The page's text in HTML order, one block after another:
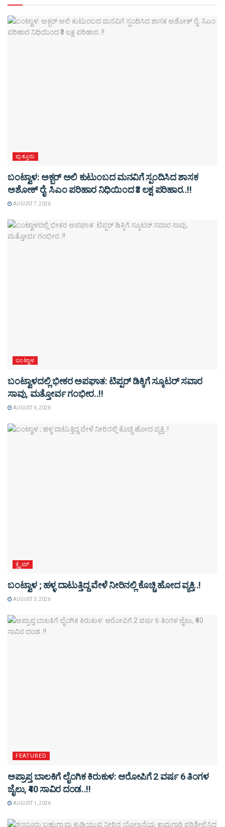
ಪುತ್ತೂರು
ಬಂಟ್ವಾಳ: ಅಕ್ಬರ್ ಅಲಿ ಕುಟುಂಬದ ಮನವಿಗೆ ಸ್ಪಂದಿಸಿದ ಶಾಸಕ
ಅಶೋಕ್ ರೈ: ಸಿಎಂ ಪರಿಹಾರ ನಿಧಿಯಿಂದ ₹3 ಲಕ್ಷ ಪರಿಹಾರ..!!
AUGUST 7, 2026
ಬಂಟ್ವಾಳ
ಬಂಟ್ವಾಳದಲ್ಲಿ ಭೀಕರ ಅಪಘಾತ: ಟಿಪ್ಪರ್ ಡಿಕ್ಕಿಗೆ ಸ್ಕೂಟರ್ ಸವಾರ
ಸಾವು, ಮತ್ತೋರ್ವ ಗಂಭೀರ..!!
AUGUST 6, 2026
ಕ್ರೈಮ್
ಬಂಟ್ವಾಳ ; ಹಳ್ಳ ದಾಟುತ್ತಿದ್ದ ವೇಳೆ ನೀರಿನಲ್ಲಿ ಕೊಚ್ಚಿ ಹೋದ ವ್ಯಕ್ತಿ..!
AUGUST 3, 2026
FEATURED
ಅಪ್ರಾಪ್ತ ಬಾಲಕಿಗೆ ಲೈಂಗಿಕ ಕಿರುಕುಳ: ಆರೋಪಿಗೆ 2 ವರ್ಷ 6 ತಿಂಗಳ
ಜೈಲು, ₹40 ಸಾವಿರ ದಂಡ..!!
AUGUST 1, 2026